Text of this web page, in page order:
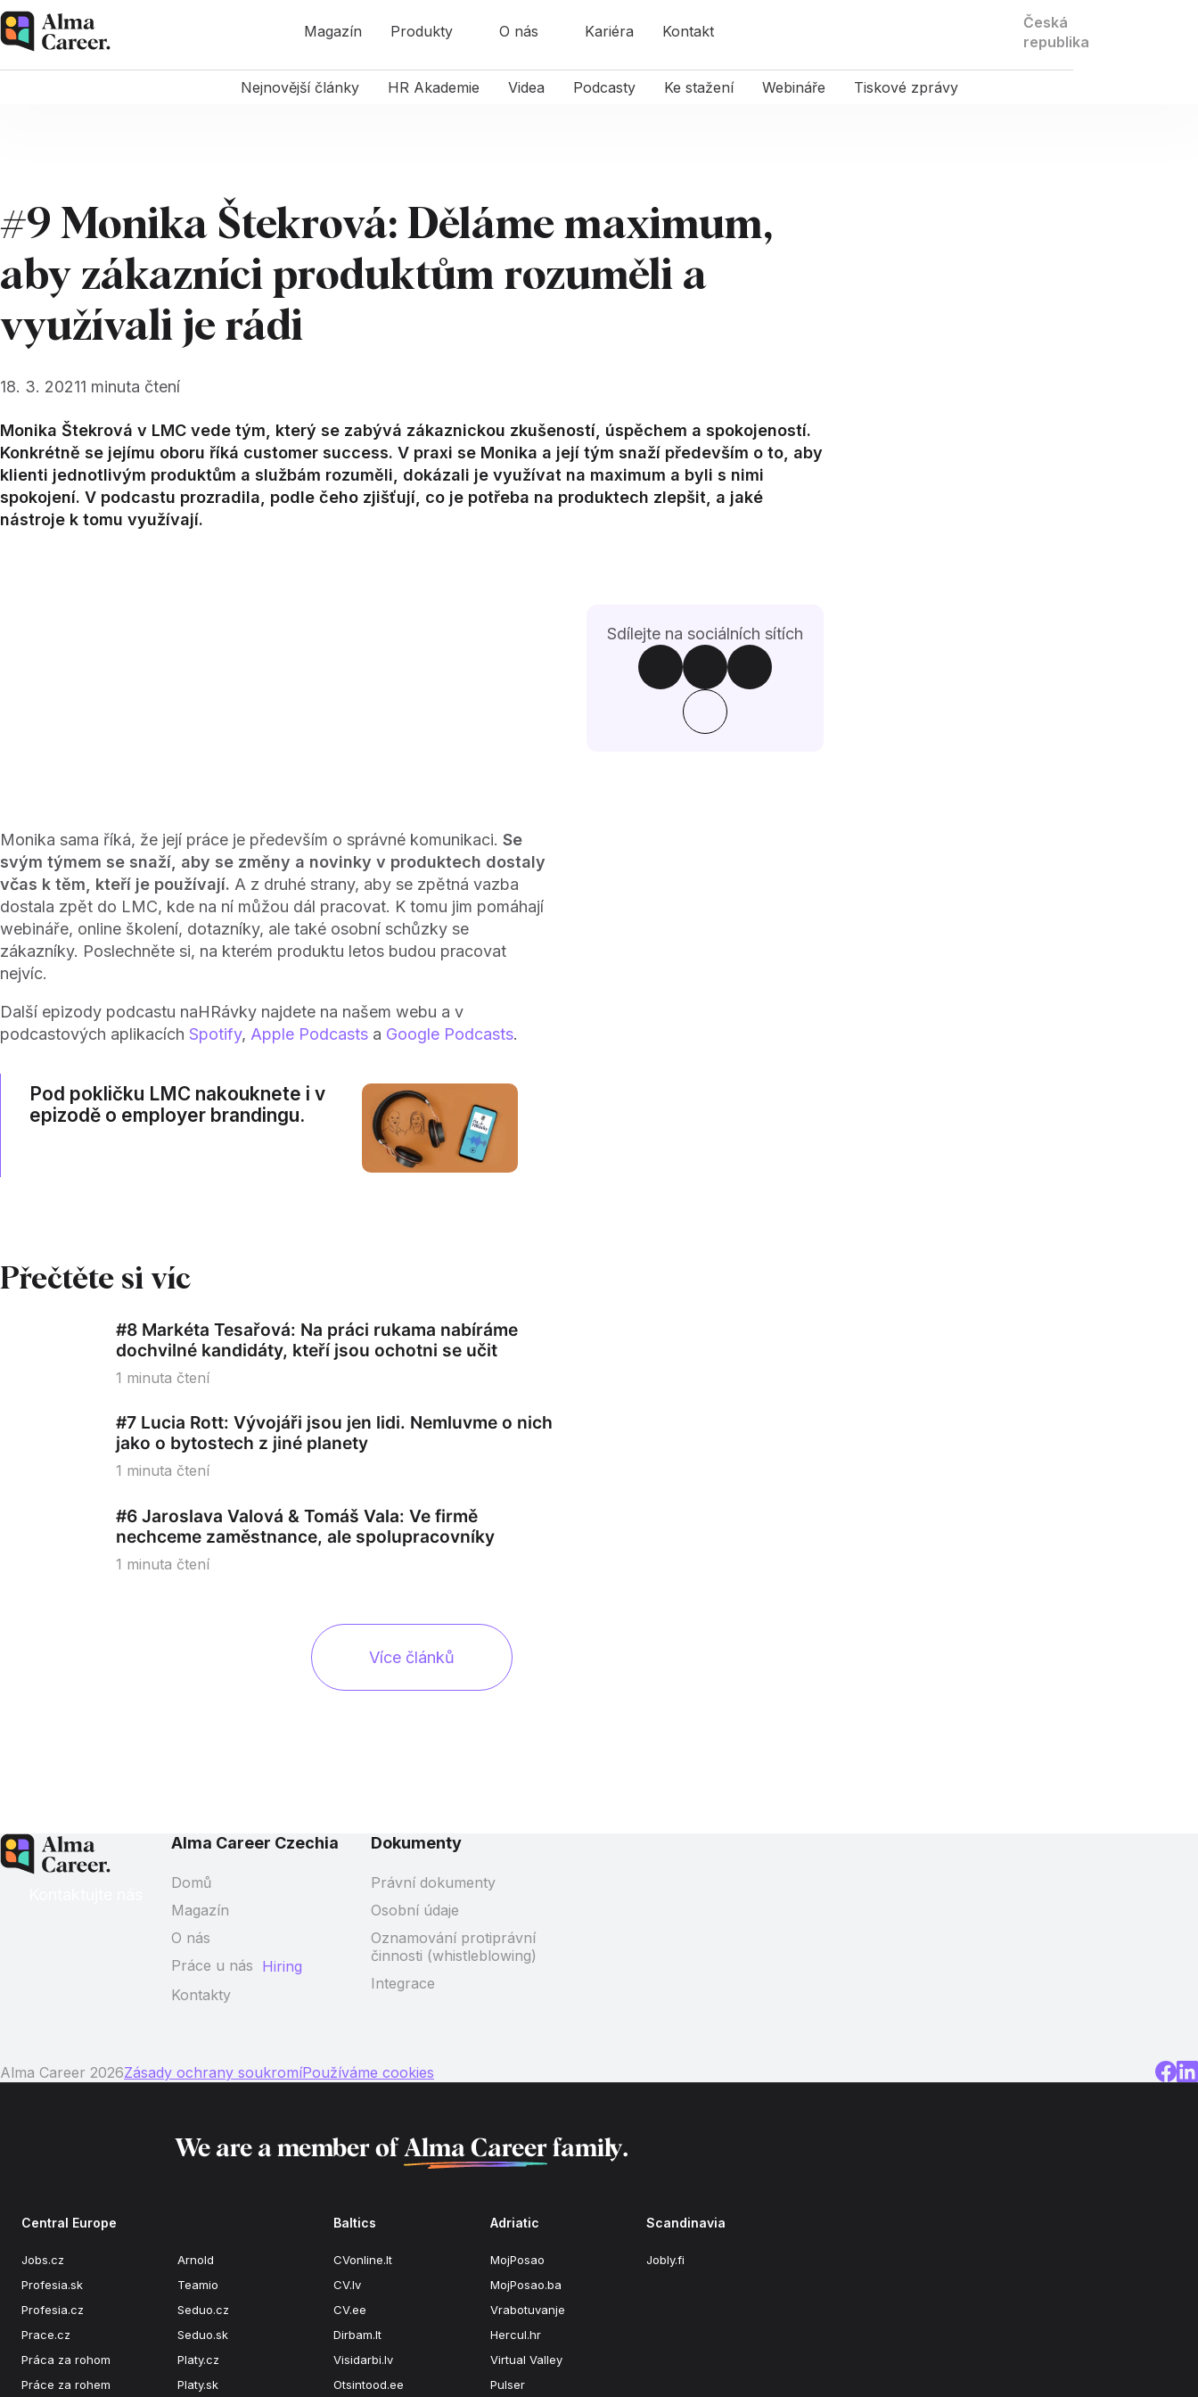
Magazín Produkty O nás Kariéra Kontakt
Česká
republika
Nejnovější články HR Akademie Videa Podcasty Ke stažení Webináře Tiskové zprávy
#9 Monika Štekrová: Děláme maximum,
aby zákazníci produktům rozuměli a
využívali je rádi
18. 3. 20211 minuta čtení
Monika Štekrová v LMC vede tým, který se zabývá zákaznickou zkušeností, úspěchem a spokojeností.
Konkrétně se jejímu oboru říká customer success. V praxi se Monika a její tým snaží především o to, aby
klienti jednotlivým produktům a službám rozuměli, dokázali je využívat na maximum a byli s nimi
spokojení. V podcastu prozradila, podle čeho zjišťují, co je potřeba na produktech zlepšit, a jaké
nástroje k tomu využívají.
Monika sama říká, že její práce je především o správné komunikaci. Se
svým týmem se snaží, aby se změny a novinky v produktech dostaly
včas k těm, kteří je používají. A z druhé strany, aby se zpětná vazba
dostala zpět do LMC, kde na ní můžou dál pracovat. K tomu jim pomáhají
webináře, online školení, dotazníky, ale také osobní schůzky se
zákazníky. Poslechněte si, na kterém produktu letos budou pracovat
nejvíc.
Další epizody podcastu naHRávky najdete na našem webu a v
podcastových aplikacích Spotify, Apple Podcasts a Google Podcasts.
Pod pokličku LMC nakouknete i v
epizodě o employer brandingu.
Sdílejte na sociálních sítích
Přečtěte si víc
#8 Markéta Tesařová: Na práci rukama nabíráme
dochvilné kandidáty, kteří jsou ochotni se učit
1 minuta čtení
#7 Lucia Rott: Vývojáři jsou jen lidi. Nemluvme o nich
jako o bytostech z jiné planety
1 minuta čtení
#6 Jaroslava Valová & Tomáš Vala: Ve firmě
nechceme zaměstnance, ale spolupracovníky
1 minuta čtení
Více článků
Alma Career Czechia
Domů
Magazín
O nás
Práce u nás Hiring
Kontakty
Dokumenty
Právní dokumenty
Osobní údaje
Oznamování protiprávní
činnosti (whistleblowing)
Integrace
Alma Career 2026Zásady ochrany soukromíPoužíváme cookies
We are a member of Alma Careerfamily.
Central Europe
Jobs.cz
Profesia.sk
Profesia.cz
Prace.cz
Práca za rohom
Práce za rohem
Arnold
Teamio
Seduo.cz
Seduo.sk
Platy.cz
Platy.sk
Baltics
CVonline.lt
CV.lv
CV.ee
Dirbam.lt
Visidarbi.lv
Otsintood.ee
Adriatic
MojPosao
MojPosao.ba
Vrabotuvanje
Hercul.hr
Virtual Valley
Pulser
Scandinavia
Jobly.fi